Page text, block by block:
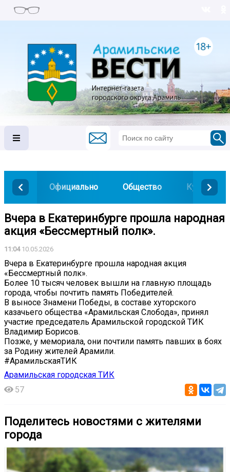
Официально Общество Культура
Вчера в Екатеринбурге прошла народная
акция «Бессмертный полк».
11:0410.05.2026
Вчера в Екатеринбурге прошла народная акция
«Бессмертный полк».
Более 10 тысяч человек вышли на главную площадь
города, чтобы почтить память Победителей.
В выносе Знамени Победы, в составе хуторского
казачьего общества «Арамильская Слобода», принял
участие председатель Арамильской городской ТИК
Владимир Борисов.
Позже, у мемориала, они почтили память павших в боях
за Родину жителей Арамили.
#АрамильскаяТИК
Арамильская городская ТИК
57
Поделитесь новостями с жителями
города